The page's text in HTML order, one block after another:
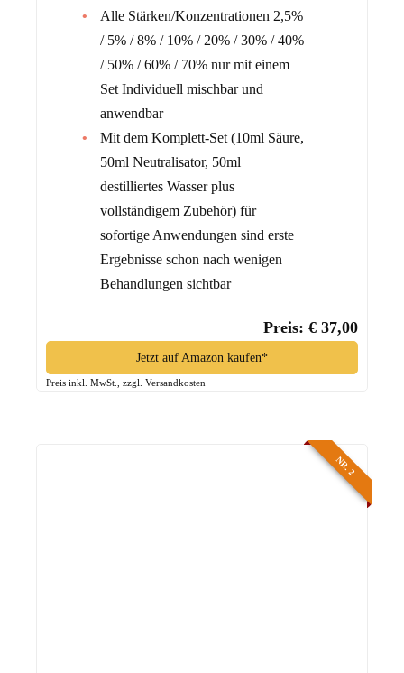
Alle Stärken/Konzentrationen 2,5%
/ 5% / 8% / 10% / 20% / 30% / 40%
/ 50% / 60% / 70% nur mit einem
Set Individuell mischbar und
anwendbar
Mit dem Komplett-Set (10ml Säure,
50ml Neutralisator, 50ml
destilliertes Wasser plus
vollständigem Zubehör) für
sofortige Anwendungen sind erste
Ergebnisse schon nach wenigen
Behandlungen sichtbar
Preis: € 37,00
Jetzt auf Amazon kaufen*
Preis inkl. MwSt., zzgl. Versandkosten
NR. 2